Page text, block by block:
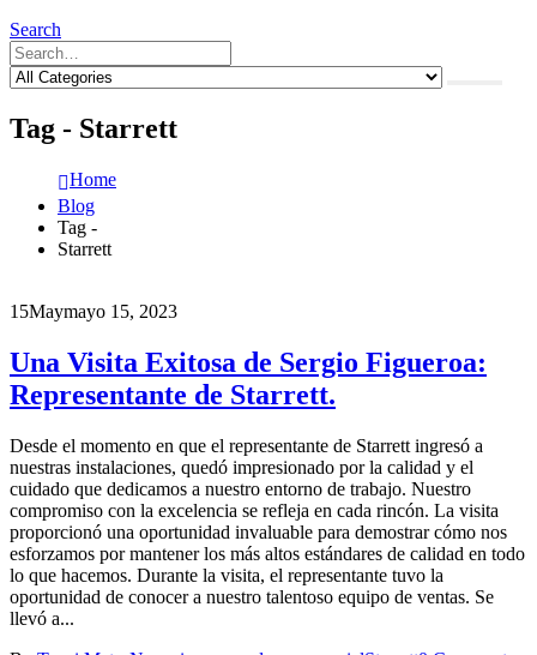
Search
Tag - Starrett
Home
Blog
Tag -
Starrett
15Maymayo 15, 2023
Una Visita Exitosa de Sergio Figueroa:
Representante de Starrett.
Desde el momento en que el representante de Starrett ingresó a
nuestras instalaciones, quedó impresionado por la calidad y el
cuidado que dedicamos a nuestro entorno de trabajo. Nuestro
compromiso con la excelencia se refleja en cada rincón. La visita
proporcionó una oportunidad invaluable para demostrar cómo nos
esforzamos por mantener los más altos estándares de calidad en todo
lo que hacemos. Durante la visita, el representante tuvo la
oportunidad de conocer a nuestro talentoso equipo de ventas. Se
llevó a...